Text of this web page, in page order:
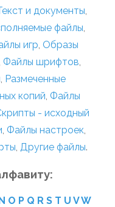
и документы,
файлы,
игр, Образы
Файлы шрифтов,
, Размеченные
копий, Файлы
- исходный
, Файлы настроек,
, Другие файлы.
O P Q R S T U VW